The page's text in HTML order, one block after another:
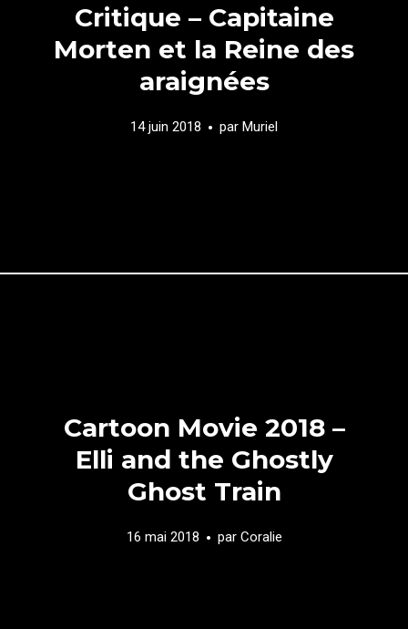
Critique – Capitaine
Morten et la Reine des
araignées
14 juin 2018 par Muriel
Cartoon Movie 2018 –
Elli and the Ghostly
Ghost Train
16 mai 2018 par Coralie